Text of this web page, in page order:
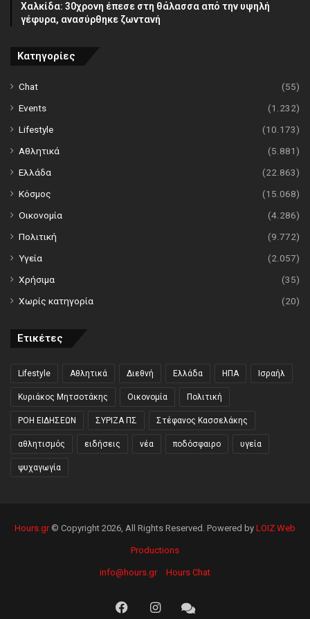
Χαλκίδα: 30χρονη έπεσε στη θάλασσα από την υψηλή
γέφυρα, ανασύρθηκε ζωντανή
Κατηγορίες
Chat
(55)
Events
(1.232)
Lifestyle
(10.173)
Αθλητικά
(5.881)
Ελλάδα
(22.863)
Κόσμος
(15.068)
Οικονομία
(4.286)
Πολιτική
(9.772)
Υγεία
(2.057)
Χρήσιμα
(35)
Χωρίς κατηγορία
(20)
Ετικέτες
Lifestyle Αθλητικά Διεθνή Ελλάδα ΗΠΑ Ισραήλ
Κυριάκος Μητσοτάκης Οικονομία Πολιτική
ΡΟΗ ΕΙΔΗΣΕΩΝ ΣΥΡΙΖΑ ΠΣ Στέφανος Κασσελάκης
αθλητισμός ειδήσεις νέα ποδόσφαιρο υγεία
ψυχαγωγία
Hours.gr© Copyright 2026, All Rights Reserved. Powered by LOIZ Web
Productions
info@hours.gr Hours Chat
FacebookInstagramHours